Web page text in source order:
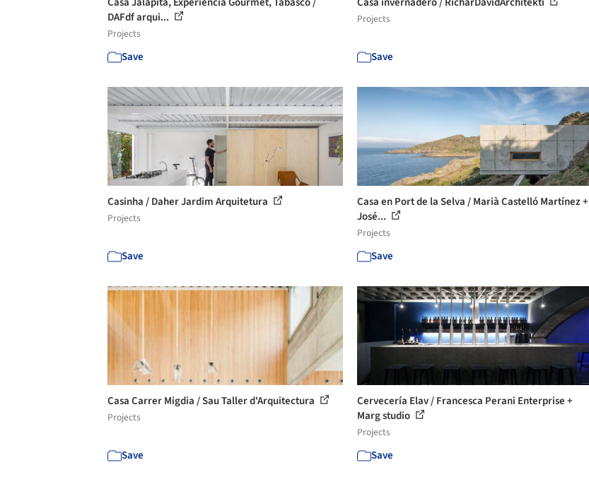
DAFdf arqui...
Projects
Save
Projects
Save
Casinha / Daher Jardim Arquitetura
Projects
Save
Casa en Port de la Selva / Marià Castelló Martínez +
José...
Projects
Save
Casa Carrer Migdia / Sau Taller d'Arquitectura
Projects
Save
Cervecería Elav / Francesca Perani Enterprise +
Marg studio
Projects
Save